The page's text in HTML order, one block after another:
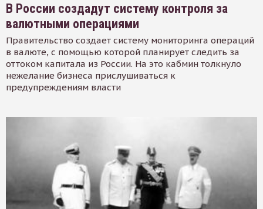
В России создадут систему контроля за
валютными операциями
Правительство создает систему мониторинга операций
в валюте, с помощью которой планирует следить за
оттоком капитала из России. На это кабмин толкнуло
нежелание бизнеса прислушиваться к
предупреждениям власти